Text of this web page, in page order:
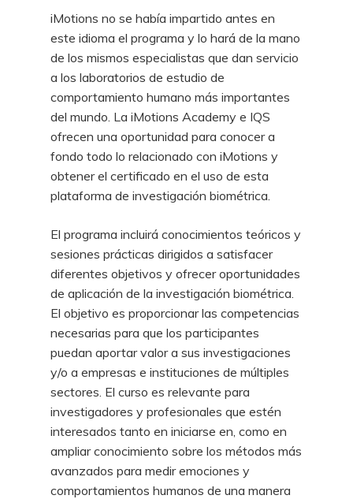
iMotions no se había impartido antes en
este idioma el programa y lo hará de la mano
de los mismos especialistas que dan servicio
a los laboratorios de estudio de
comportamiento humano más importantes
del mundo. La iMotions Academy e IQS
ofrecen una oportunidad para conocer a
fondo todo lo relacionado con iMotions y
obtener el certificado en el uso de esta
plataforma de investigación biométrica.
El programa incluirá conocimientos teóricos y
sesiones prácticas dirigidos a satisfacer
diferentes objetivos y ofrecer oportunidades
de aplicación de la investigación biométrica.
El objetivo es proporcionar las competencias
necesarias para que los participantes
puedan aportar valor a sus investigaciones
y/o a empresas e instituciones de múltiples
sectores. El curso es relevante para
investigadores y profesionales que estén
interesados tanto en iniciarse en, como en
ampliar conocimiento sobre los métodos más
avanzados para medir emociones y
comportamientos humanos de una manera